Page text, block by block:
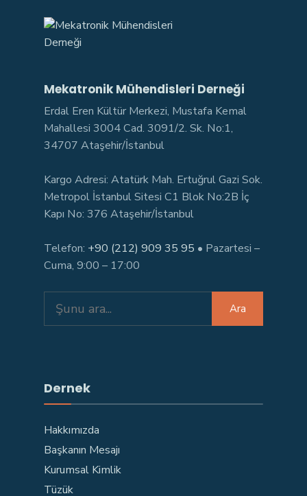
Mekatronik Mühendisleri Derneği
Erdal Eren Kültür Merkezi, Mustafa Kemal
Mahallesi 3004 Cad. 3091/2. Sk. No:1,
34707 Ataşehir/İstanbul
Kargo Adresi: Atatürk Mah. Ertuğrul Gazi Sok.
Metropol İstanbul Sitesi C1 Blok No:2B İç
Kapı No: 376 Ataşehir/İstanbul
Telefon: +90 (212) 909 35 95 • Pazartesi –
Cuma, 9:00 – 17:00
for:
Ara
Dernek
Hakkımızda
Başkanın Mesajı
Kurumsal Kimlik
Tüzük